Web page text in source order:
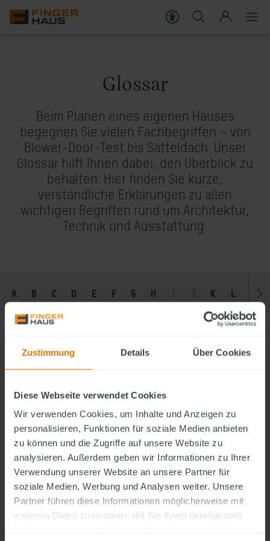
Zustimmung Details Über Cookies
Diese Webseite verwendet Cookies
Wir verwenden Cookies, um Inhalte und Anzeigen zu
personalisieren, Funktionen für soziale Medien anbieten
zu können und die Zugriffe auf unsere Website zu
analysieren. Außerdem geben wir Informationen zu Ihrer
Verwendung unserer Website an unsere Partner für
soziale Medien, Werbung und Analysen weiter. Unsere
Partner führen diese Informationen möglicherweise mit
weiteren Daten zusammen, die Sie ihnen bereitgestellt
Darum FingerHaus
Live erleben
Wissenswert
WISSENSWERT
Förderungen
Ratgeber
Glossar
Glossar
Beim Planen eines eigenen Hauses
begegnen Sie vielen Fachbegriffen – von
Blower-Door-Test bis Satteldach. Unser
Glossar hilft Ihnen dabei, den Überblick zu
behalten: Hier finden Sie kurze,
verständliche Erklärungen zu allen
wichtigen Begriffen rund um Architektur,
Technik und Ausstattung.
A B C D E F G H K L
R
Reihenhaus
Ein Reihenhaus ist ein Wohnhaus, das direkt mit anderen
Häusern zu einer durchgehenden Reihe verbunden ist. Jedes
Haus hat einen eigenen Eingang und in der Regel auch einen
kleinen Garten. Die seitlichen Außenwände grenzen direkt an
die Nachbarhäuser – nur das erste und letzte Haus der Reihe
besitzen eine freie Giebelseite.
Ringerder